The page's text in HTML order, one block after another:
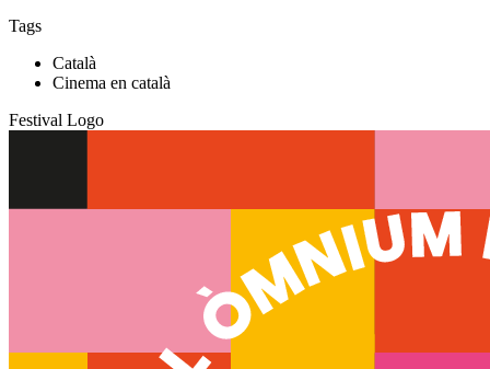
Tags
Català
Cinema en català
Festival Logo